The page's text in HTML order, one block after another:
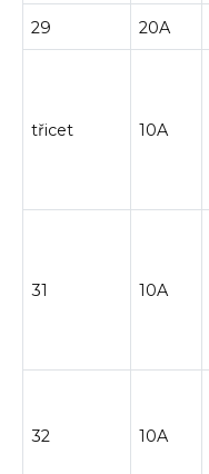
29 20A
třicet 10A
31 10A
32 10A